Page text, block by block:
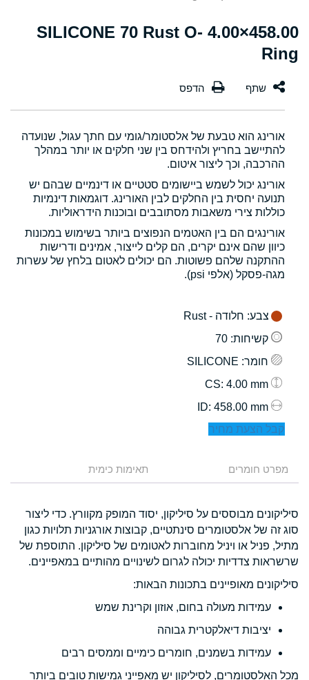
458.00×4.00 SILICONE 70 Rust O-
Ring
אורינג הוא טבעת של אלסטומר/גומי עם חתך עגול, שנועדה
להתיישב בחריץ ולהידחס בין שני חלקים או יותר במהלך
ההרכבה, וכך ליצור איטום.
אורינג יכול לשמש ביישומים סטטיים או דינמיים שבהם יש
תנועה יחסית בין החלקים לבין האורינג. דוגמאות דינמיות
כוללות צירי משאבות מסתובבים ובוכנות הידראוליות.
אורינגים הם בין האטמים הנפוצים ביותר בשימוש במכונות
כיוון שהם אינם יקרים, הם קלים לייצור, אמינים ודרישות
ההתקנה שלהם פשוטות. הם יכולים לאטום בלחץ של עשרות
מגה-פסקל (אלפי psi).
צבע: חלודה - Rust
קשיחות: 70
חומר: SILICONE
: 4.00 mm
: 458.00 mm
קבל הצעת מחיר
מפרט חומרים תאימות כימית
סיליקונים מבוססים על סיליקון, יסוד המופק מקוורץ. כדי ליצור
סוג זה של אלסטומרים סינתטיים, קבוצות אורגניות תלויות כגון
מתיל, פניל או ויניל מחוברות לאטומים של סיליקון. התוספת של
שרשראות צדדיות יכולה לגרום לשינויים מהותיים במאפיינים.
סיליקונים מאופיינים בתכונות הבאות:
עמידות מעולה בחום, אוזון וקרינת שמש
יציבות דיאלקטרית גבוהה
עמידות בשמנים, חומרים כימיים וממסים רבים
מכל האלסטומרים, לסיליקון יש מאפייני גמישות טובים ביותר